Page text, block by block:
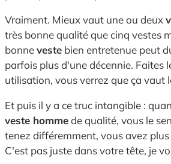
Vraiment. Mieux vaut une ou deux
très bonne qualité que cinq vestes
bonneveste bien entretenue peut
parfois plus d'une décennie. Faites
utilisation, vous verrez que ça vaut
Et puis il y a ce truc intangible :
veste hommede qualité, vous le
tenez différemment, vous avez
C'est pas juste dans votre tête, je